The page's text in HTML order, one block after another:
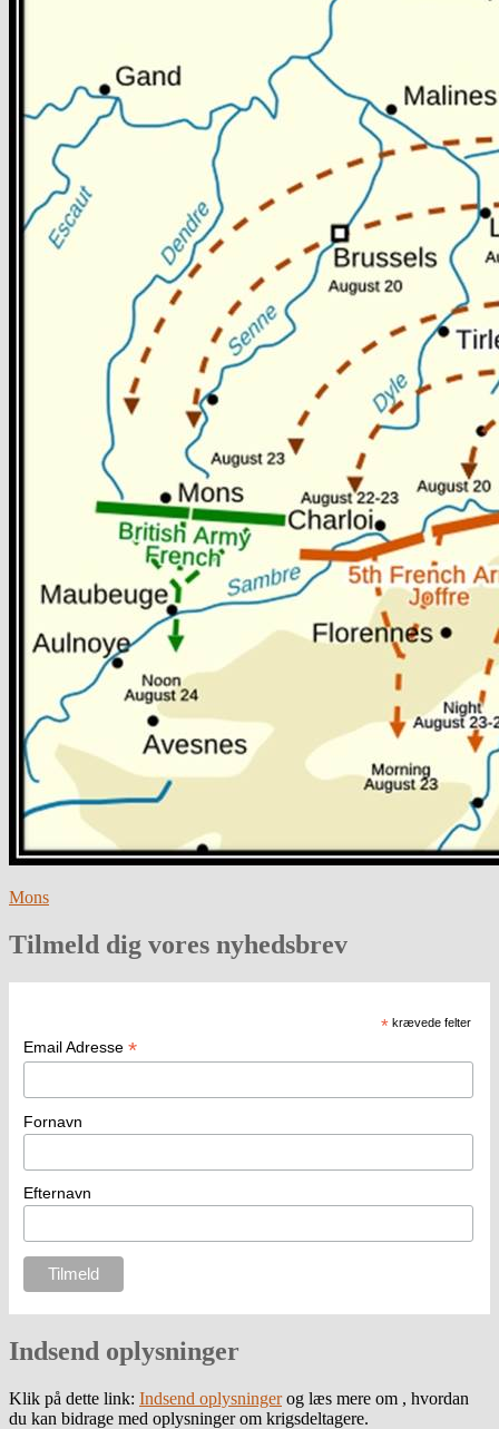
Mons
Tilmeld dig vores nyhedsbrev
* krævede felter
Email Adresse *
Fornavn
Efternavn
Indsend oplysninger
Klik på dette link: Indsend oplysningerog læs mere om , hvordan
du kan bidrage med oplysninger om krigsdeltagere.